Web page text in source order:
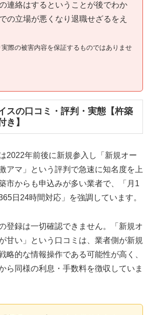
連絡はするということが後でわか
の立場が悪くなり退職せざるをえ
際の被害内容を保証するものではありませ
スの口コミ・評判・実態【杵築
き】
2022年前後に新規参入し「新規オー
アマ」という評判で急速に知名度を上
市からも申込みが多い業者で、「月1
日24時間対応」を強調しています。
登録は一切確認できません。「新規オ
甘い」という口コミは、業者側が新規
略的な情報操作である可能性が高く、
ら同様の利息・手数料を徴収していま